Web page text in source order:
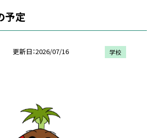
予定
更新日 2026/07/16 学校